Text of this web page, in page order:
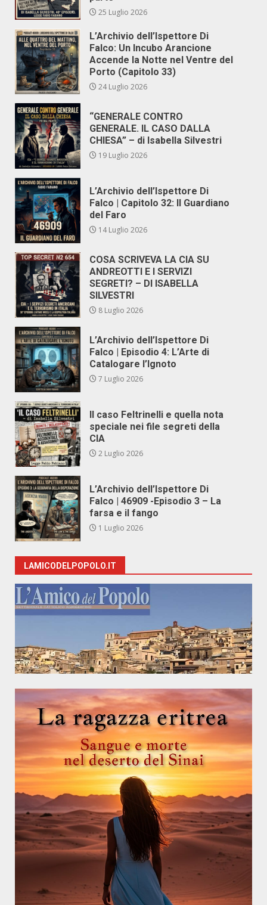
25 Luglio 2026
L’Archivio dell’Ispettore Di
Falco: Un Incubo Arancione
Accende la Notte nel Ventre del
Porto (Capitolo 33)
24 Luglio 2026
“GENERALE CONTRO
GENERALE. IL CASO DALLA
CHIESA” – di Isabella Silvestri
19 Luglio 2026
L’Archivio dell’Ispettore Di
Falco | Capitolo 32: Il Guardiano
del Faro
14 Luglio 2026
COSA SCRIVEVA LA CIA SU
ANDREOTTI E I SERVIZI
SEGRETI? – DI ISABELLA
SILVESTRI
8 Luglio 2026
L’Archivio dell’Ispettore Di
Falco | Episodio 4: L’Arte di
Catalogare l’Ignoto
7 Luglio 2026
Il caso Feltrinelli e quella nota
speciale nei file segreti della
CIA
2 Luglio 2026
L’Archivio dell’Ispettore Di
Falco | 46909 -Episodio 3 – La
farsa e il fango
1 Luglio 2026
LAMICODELPOPOLO.IT